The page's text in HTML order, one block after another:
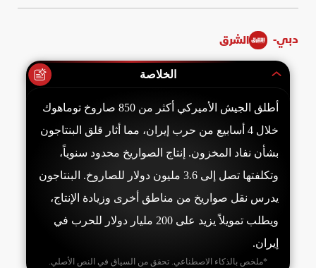
دبي- الشرق
الخلاصة
أطلق الجيش الأميركي أكثر من 850 صاروخ توماهوك
خلال 4 أسابيع من حرب إيران، مما أثار قلق البنتاجون
بشأن نفاد المخزون. إنتاج الصواريخ محدود سنوياً،
وتكلفتها تصل إلى 3.6 مليون دولار للصاروخ. البنتاجون
يدرس نقل صواريخ من مناطق أخرى وزيادة الإنتاج،
ويطلب تمويلاً يزيد على 200 مليار دولار للحرب في
إيران.
*ملخص بالذكاء الاصطناعي. تحقق من السياق في النص الأصلي.